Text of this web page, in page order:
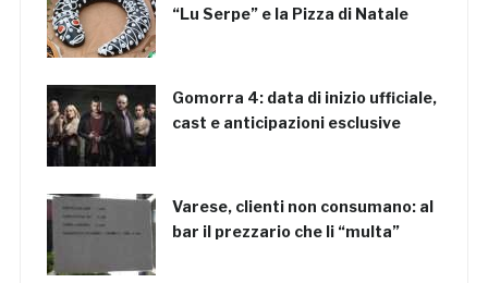
“Lu Serpe” e la Pizza di Natale
Gomorra 4: data di inizio ufficiale,
cast e anticipazioni esclusive
Varese, clienti non consumano: al
bar il prezzario che li “multa”